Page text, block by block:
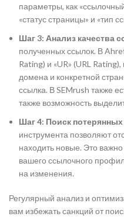
параметры, как
«статус страницы» и «тип
Шаг 3: Анализ качества
полученных ссылок. В
Rating) и «UR» (URL
домена и конкретной
ссылка. В SEMrush также
также возможность
Шаг 4: Поиск
инструмента позволяют
находить новые. Это
вашего ссылочного
на изменения.
Регулярный анализ и
вам избежать санкций от